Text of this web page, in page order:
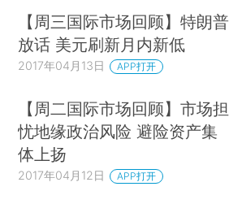
【周三国际市场回顾】特朗普
放话 美元刷新月内新低
2017年04月13日 APP打开
【周二国际市场回顾】市场担
忧地缘政治风险 避险资产集
体上扬
2017年04月12日 APP打开